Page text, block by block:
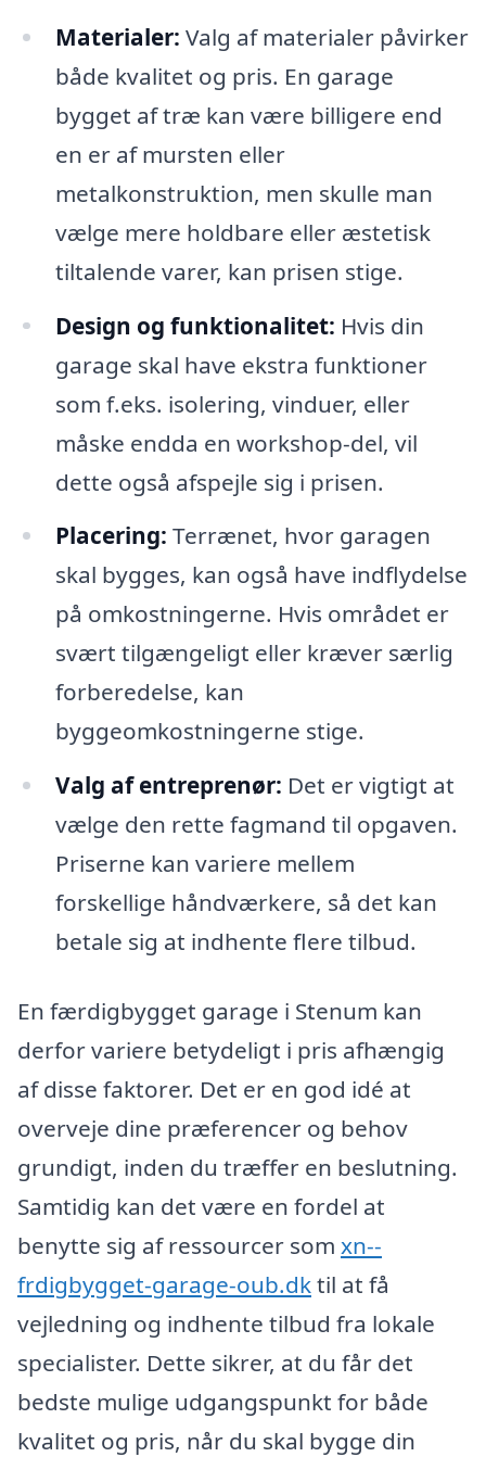
Materialer: Valg af materialer påvirker
både kvalitet og pris. En garage
bygget af træ kan være billigere end
en er af mursten eller
metalkonstruktion, men skulle man
vælge mere holdbare eller æstetisk
tiltalende varer, kan prisen stige.
Design og funktionalitet: Hvis din
garage skal have ekstra funktioner
som f.eks. isolering, vinduer, eller
måske endda en workshop-del, vil
dette også afspejle sig i prisen.
Placering: Terrænet, hvor garagen
skal bygges, kan også have indflydelse
på omkostningerne. Hvis området er
svært tilgængeligt eller kræver særlig
forberedelse, kan
byggeomkostningerne stige.
Valg af entreprenør: Det er vigtigt at
vælge den rette fagmand til opgaven.
Priserne kan variere mellem
forskellige håndværkere, så det kan
betale sig at indhente flere tilbud.
En færdigbygget garage i Stenum kan
derfor variere betydeligt i pris afhængig
af disse faktorer. Det er en god idé at
overveje dine præferencer og behov
grundigt, inden du træffer en beslutning.
Samtidig kan det være en fordel at
benytte sig af ressourcer som xn--
frdigbygget-garage-oub.dktil at få
vejledning og indhente tilbud fra lokale
specialister. Dette sikrer, at du får det
bedste mulige udgangspunkt for både
kvalitet og pris, når du skal bygge din